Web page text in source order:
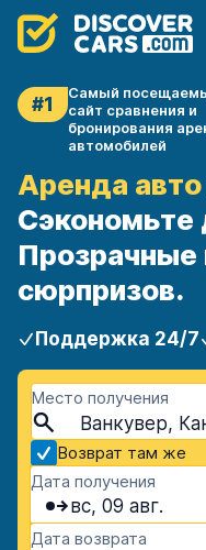
#1
Самый
сайт сравнения и
бронирования
автомобилей
Аренда
Сэкономьте
Прозрачные
сюрпризов.
Поддержка 24/7
Место получения
Ванкувер,
Возврат там же
Дата получения
вс, 09 авг.
Дата возврата